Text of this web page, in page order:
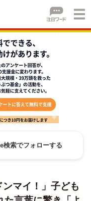
検索でフォローする
ンマイ！」子ども